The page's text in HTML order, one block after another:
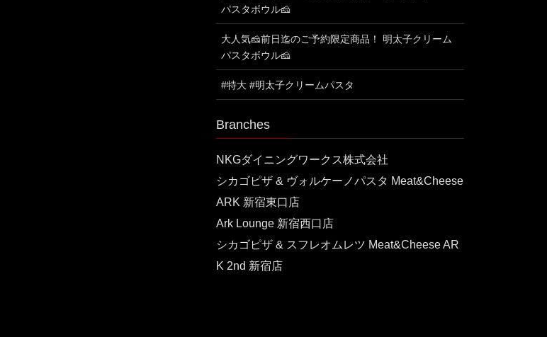
パスタボウル🧀
大人気🧀前日迄のご予約限定商品！ 明太子クリーム
パスタボウル🧀
#特大 #明太子クリームパスタ
Branches
NKGダイニングワークス株式会社
シカゴピザ & ヴォルケーノパスタ Meat&Cheese
ARK 新宿東口店
Ark Lounge 新宿西口店
シカゴピザ & スフレオムレツ Meat&Cheese AR
K 2nd 新宿店